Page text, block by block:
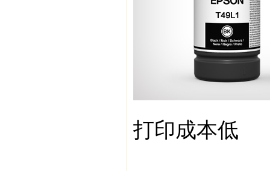
打印成本低